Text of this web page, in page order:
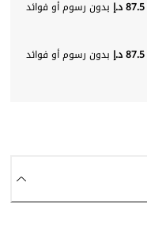
87.5 د.إ
بدون رسوم أو فوائد
87.5 د.إ
بدون رسوم أو فوائد